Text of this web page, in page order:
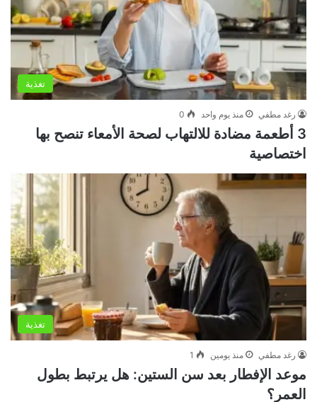
تغذية
رغد مطفي منذ يوم واحد 0
3 أطعمة مضادة للالتهاب لصحة الأمعاء تنصح بها
اختصاصية
تغذية
رغد مطفي منذ يومين 1
موعد الإفطار بعد سن الستين: هل يرتبط بطول
العمر؟